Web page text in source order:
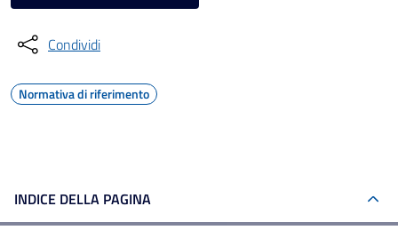
Condividi
Normativa di riferimento
INDICE DELLA PAGINA